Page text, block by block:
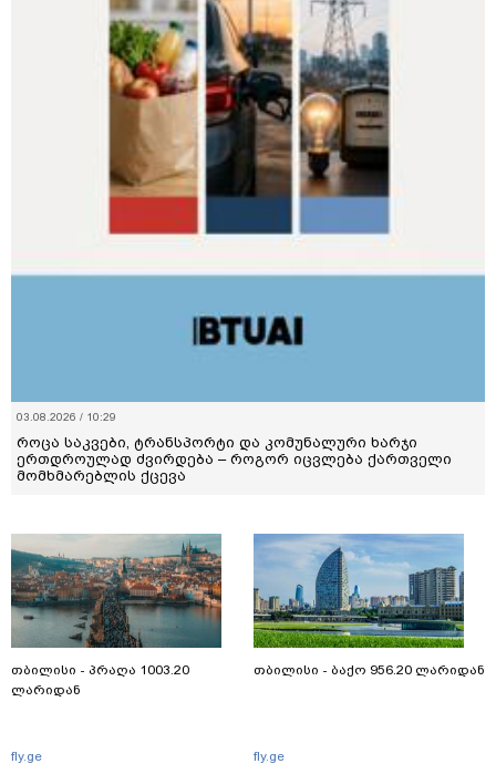
03.08.2026 / 10:29
როცა საკვები, ტრანსპორტი და კომუნალური ხარჯი
ერთდროულად ძვირდება – როგორ იცვლება ქართველი
მომხმარებლის ქცევა
თბილისი - პრაღა 1003.20
ლარიდან
fly.ge
თბილისი - ბაქო 956.20 ლარიდან
fly.ge